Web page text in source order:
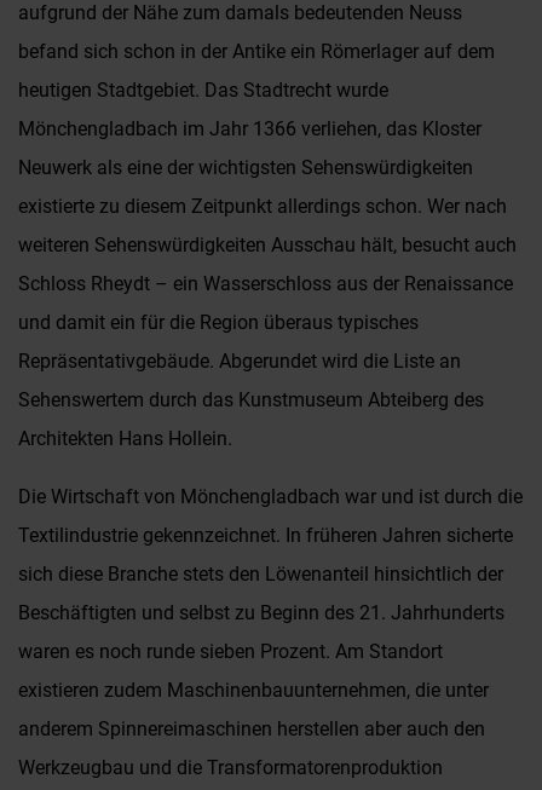
aufgrund der Nähe zum damals bedeutenden Neuss
befand sich schon in der Antike ein Römerlager auf dem
heutigen Stadtgebiet. Das Stadtrecht wurde
Mönchengladbach im Jahr 1366 verliehen, das Kloster
Neuwerk als eine der wichtigsten Sehenswürdigkeiten
existierte zu diesem Zeitpunkt allerdings schon. Wer nach
weiteren Sehenswürdigkeiten Ausschau hält, besucht auch
Schloss Rheydt – ein Wasserschloss aus der Renaissance
und damit ein für die Region überaus typisches
Repräsentativgebäude. Abgerundet wird die Liste an
Sehenswertem durch das Kunstmuseum Abteiberg des
Architekten Hans Hollein.
Die Wirtschaft von Mönchengladbach war und ist durch die
Textilindustrie gekennzeichnet. In früheren Jahren sicherte
sich diese Branche stets den Löwenanteil hinsichtlich der
Beschäftigten und selbst zu Beginn des 21. Jahrhunderts
waren es noch runde sieben Prozent. Am Standort
existieren zudem Maschinenbauunternehmen, die unter
anderem Spinnereimaschinen herstellen aber auch den
Werkzeugbau und die Transformatorenproduktion